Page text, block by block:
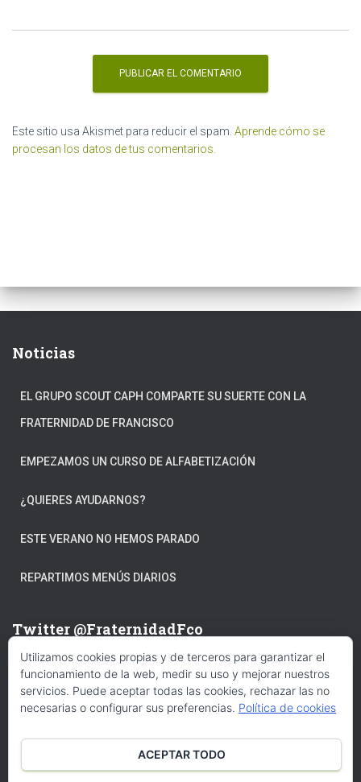
Este sitio usa Akismet para reducir el spam. Aprende cómo se
procesan los datos de tus comentarios.
Noticias
EL GRUPO SCOUT CAPH COMPARTE SU SUERTE CON LA
FRATERNIDAD DE FRANCISCO
EMPEZAMOS UN CURSO DE ALFABETIZACIÓN
¿QUIERES AYUDARNOS?
ESTE VERANO NO HEMOS PARADO
REPARTIMOS MENÚS DIARIOS
Twitter @FraternidadFco
Mis tuits
Facebook
Utilizamos cookies propias y de terceros para garantizar el
funcionamiento de la web, medir su uso y mejorar nuestros
servicios. Puede aceptar todas las cookies, rechazar las no
necesarias o configurar sus preferencias. Política de cookies
ACEPTAR TODO